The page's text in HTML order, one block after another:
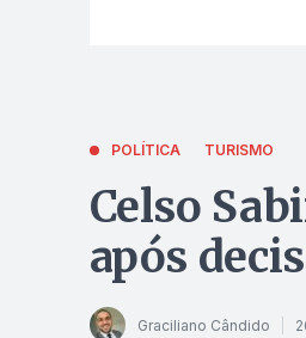
POLÍTICA TURISMO
Celso
após
Graciliano Cândido